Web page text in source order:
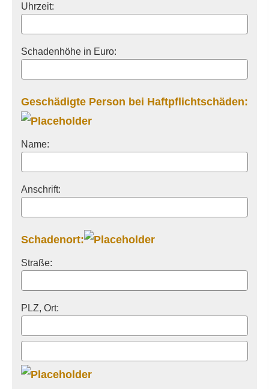
Uhrzeit:
Schadenhöhe in Euro:
Geschädigte Person bei Haft­pflichtschäden:
Name:
Anschrift:
Schadenort:
Straße:
PLZ, Ort: